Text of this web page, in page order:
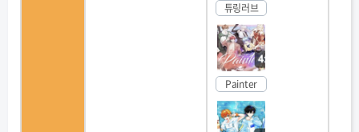
튜링러브
Painter